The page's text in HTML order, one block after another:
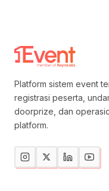
Platform sistem event
registrasi peserta,
doorprize, dan
platform.